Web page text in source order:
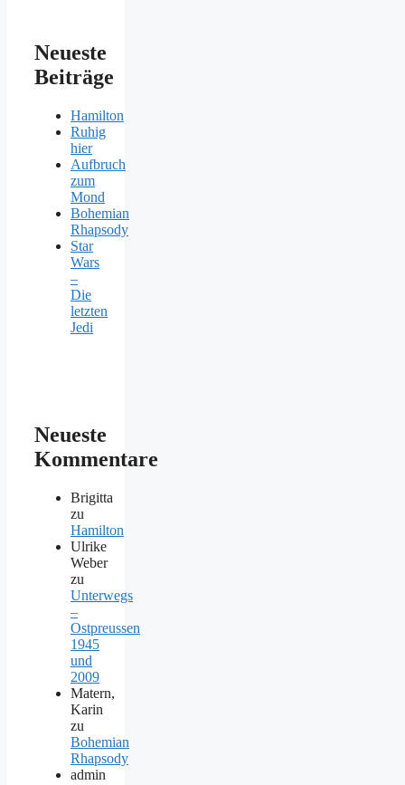
Neueste
Beiträge
Hamilton
Ruhig
hier
Aufbruch
zum
Mond
Bohemian
Rhapsody
Star
Wars
–
Die
letzten
Jedi
Neueste
Kommentare
Brigitta
zu
Hamilton
Ulrike
Weber
zu
Unterwegs
–
Ostpreussen
1945
und
2009
Matern,
Karin
zu
Bohemian
Rhapsody
admin